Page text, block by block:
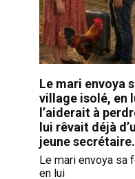
Le mari envoya
village isolé, en
l’aiderait à
lui rêvait déjà
jeune
Le mari envoya sa
en lui